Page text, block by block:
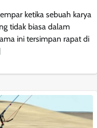
ketika sebuah karya
tidak biasa dalam
ini tersimpan rapat di